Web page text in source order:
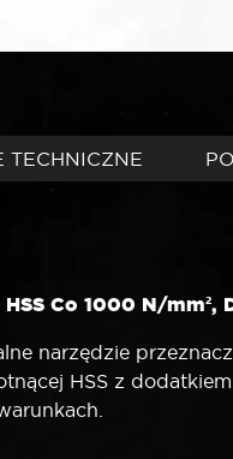
TECHNICZNE
Co 1000 N/mm²,
narzędzie
HSS z